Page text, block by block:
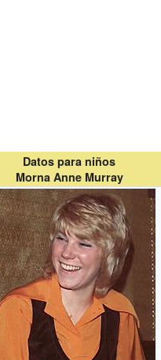
Datos para niños
Morna Anne Murray